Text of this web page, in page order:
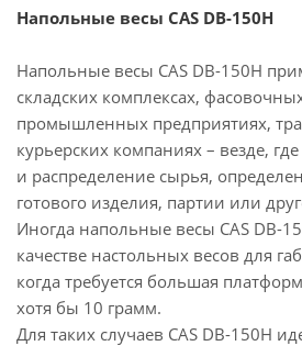
Напольные весы CAS DB-150H
Напольные весы CAS DB-150H
складских комплексах,
промышленных предприятиях,
курьерских компаниях – везде,
и распределение сырья,
готового изделия, партии или
Иногда напольные весы CAS DB-
качестве настольных весов для
когда требуется большая
хотя бы 10 грамм.
Для таких случаев CAS DB-150H